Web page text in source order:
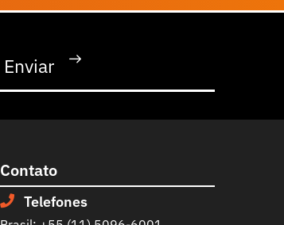
Contato
Telefones